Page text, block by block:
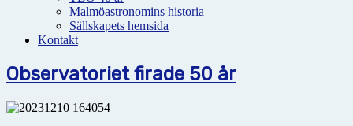
Malmöastronomins historia
Sällskapets hemsida
Kontakt
Observatoriet firade 50 år